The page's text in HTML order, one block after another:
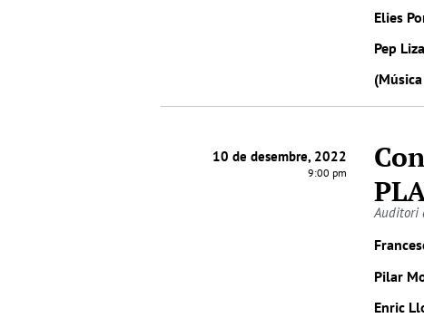
Elies
Pep
10 de desembre, 2022
9:00 pm
Auditori
Pilar
Enric